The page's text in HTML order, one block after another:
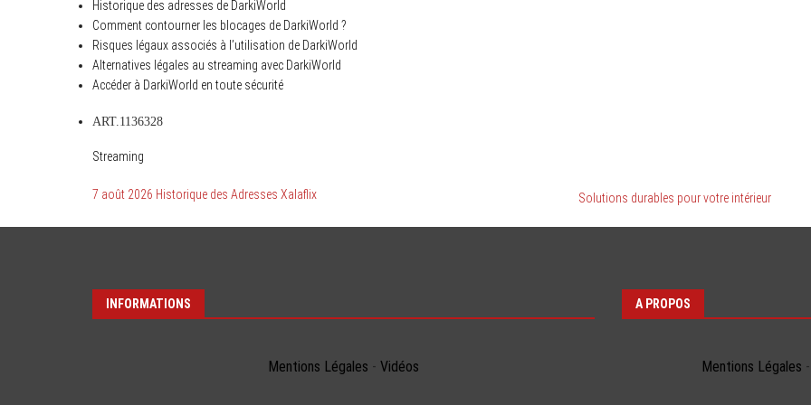
Historique des adresses de DarkiWorld
Comment contourner les blocages de DarkiWorld ?
Risques légaux associés à l’utilisation de DarkiWorld
Alternatives légales au streaming avec DarkiWorld
Accéder à DarkiWorld en toute sécurité
ART.1136328
Streaming
7 août 2026 Historique des Adresses Xalaflix Solutions durables pour votre intérieur
INFORMATIONS
Mentions Légales - Vidéos
A PROPOS
Mentions Légales -